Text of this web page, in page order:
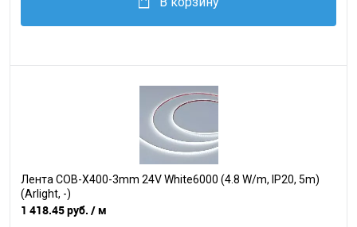
Лента COB-X400-3mm 24V White6000 (4.8 W/m, IP20, 5m)
(Arlight, -)
1 418.45 руб. / м